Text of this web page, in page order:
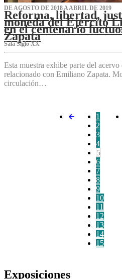
DE AGOSTO DE 2018 A ABRIL DE 2019
Reforma, libertad,
moneda del Ejército
en el centenario
Zapata
Sala Siglo XX
Esta muestra exhibe parte del
relacionado con Emiliano Zapata.
circulación…
1
2
3
4
5
6
7
8
9
10
11
12
13
14
15
Exposiciones